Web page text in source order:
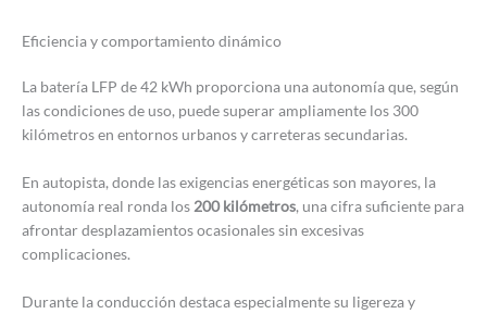
Eficiencia y comportamiento dinámico
La batería LFP de 42 kWh proporciona una autonomía que, según
las condiciones de uso, puede superar ampliamente los 300
kilómetros en entornos urbanos y carreteras secundarias.
En autopista, donde las exigencias energéticas son mayores, la
autonomía real ronda los 200 kilómetros, una cifra suficiente para
afrontar desplazamientos ocasionales sin excesivas
complicaciones.
Durante la conducción destaca especialmente su ligereza y